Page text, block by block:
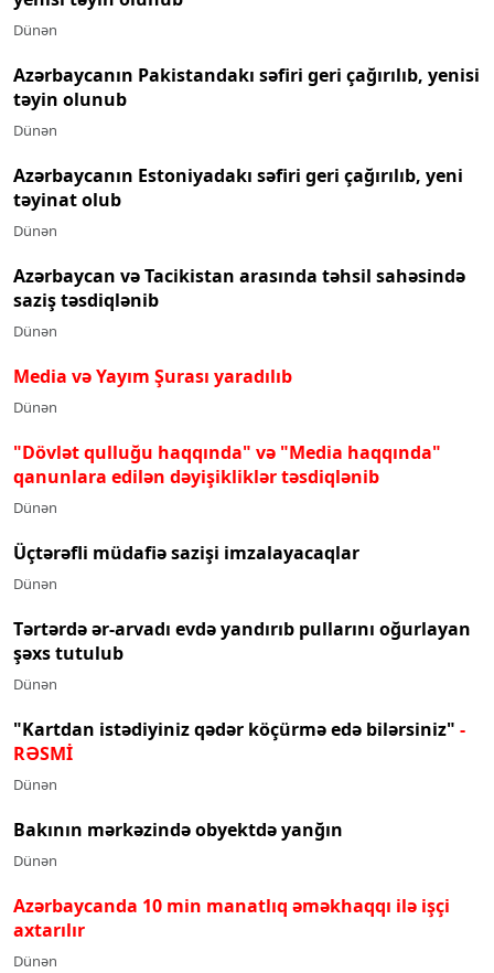
Dünən
Azərbaycanın Pakistandakı səfiri geri çağırılıb, yenisi
təyin olunub
Dünən
Azərbaycanın Estoniyadakı səfiri geri çağırılıb, yeni
təyinat olub
Dünən
Azərbaycan və Tacikistan arasında təhsil sahəsində
saziş təsdiqlənib
Dünən
Media və Yayım Şurası yaradılıb
Dünən
"Dövlət qulluğu haqqında" və "Media haqqında"
qanunlara edilən dəyişikliklər təsdiqlənib
Dünən
Üçtərəfli müdafiə sazişi imzalayacaqlar
Dünən
Tərtərdə ər-arvadı evdə yandırıb pullarını oğurlayan
şəxs tutulub
Dünən
"Kartdan istədiyiniz qədər köçürmə edə bilərsiniz" -
RƏSMİ
Dünən
Bakının mərkəzində obyektdə yanğın
Dünən
Azərbaycanda 10 min manatlıq əməkhaqqı ilə işçi
axtarılır
Dünən